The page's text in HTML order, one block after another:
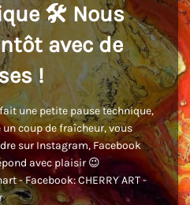
🛠️ Nous
avec de
!
une petite pause technique,
coup de fraîcheur, vous
sur Instagram, Facebook
avec plaisir 😉
- Facebook: CHERRY ART -